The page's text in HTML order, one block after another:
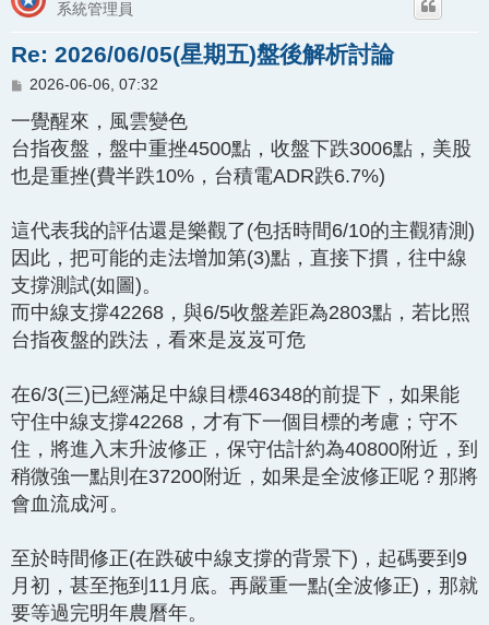
系統管理員
Re: 2026/06/05(星期五)盤後解析討論
文
2026-06-06, 07:32
一覺醒來，風雲變色
台指夜盤，盤中重挫4500點，收盤下跌3006點，美股
也是重挫(費半跌10%，台積電ADR跌6.7%)
這代表我的評估還是樂觀了(包括時間6/10的主觀猜測)
因此，把可能的走法增加第(3)點，直接下摜，往中線
支撐測試(如圖)。
而中線支撐42268，與6/5收盤差距為2803點，若比照
台指夜盤的跌法，看來是岌岌可危
在6/3(三)已經滿足中線目標46348的前提下，如果能
守住中線支撐42268，才有下一個目標的考慮；守不
住，將進入末升波修正，保守估計約為40800附近，到
稍微強一點則在37200附近，如果是全波修正呢？那將
會血流成河。
至於時間修正(在跌破中線支撐的背景下)，起碼要到9
月初，甚至拖到11月底。再嚴重一點(全波修正)，那就
要等過完明年農曆年。